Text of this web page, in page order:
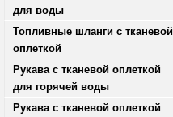
для воды
Топливные шланги с тканевой
оплеткой
Рукава с тканевой оплеткой
для горячей воды
Рукава с тканевой оплеткой